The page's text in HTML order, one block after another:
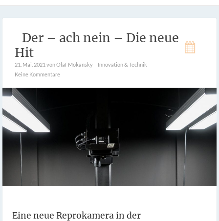
Der – ach nein – Die neue
Hit
21. Mai. 2021 von Olaf Mokansky
Innovation & Technik
Keine Kommentare
Eine neue Reprokamera in der